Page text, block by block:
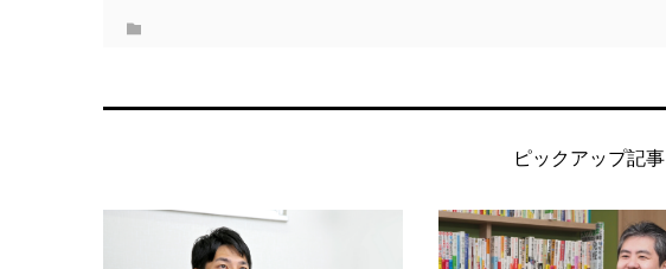
ピックアップ記事